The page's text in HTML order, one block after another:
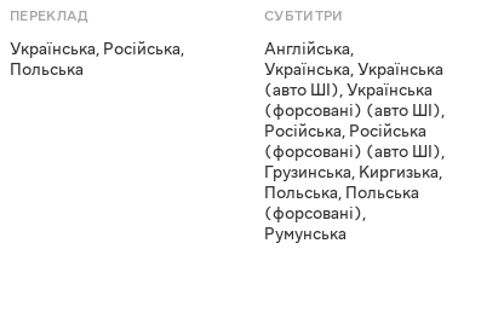
ПЕРЕКЛАД
Українська, Російська,
Польська
СУБТИТРИ
Англійська,
Українська,Українська
(авто ШІ),Українська
(форсовані) (авто ШІ),
Російська, Російська
(форсовані) (авто ШІ),
Грузинська, Киргизька,
Польська, Польська
(форсовані),
Румунська